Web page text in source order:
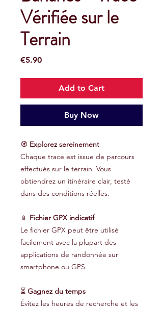
Vérifiée sur le
Terrain
€5.90Price
Add to Cart
Buy Now
🧭 Explorez sereinement
Chaque trace est issue de parcours
effectués sur le terrain. Vous
obtiendrez un itinéraire clair, testé
dans des conditions réelles.
📱 Fichier GPX indicatif
Le fichier GPX peut être utilisé
facilement avec la plupart des
applications de randonnée sur
smartphone ou GPS.
⏳ Gagnez du temps
Évitez les heures de recherche et les